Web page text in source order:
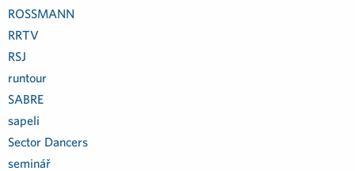
ROSSMANN
RRTV
RSJ
runtour
SABRE
sapeli
Sector Dancers
seminář